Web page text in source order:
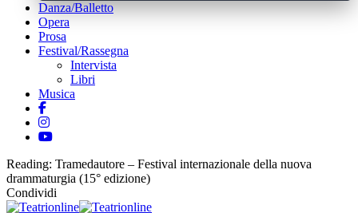
Danza/Balletto
Opera
Prosa
Festival/Rassegna
Intervista
Libri
Musica
Reading: Tramedautore – Festival internazionale della nuova
drammaturgia (15° edizione)
Condividi